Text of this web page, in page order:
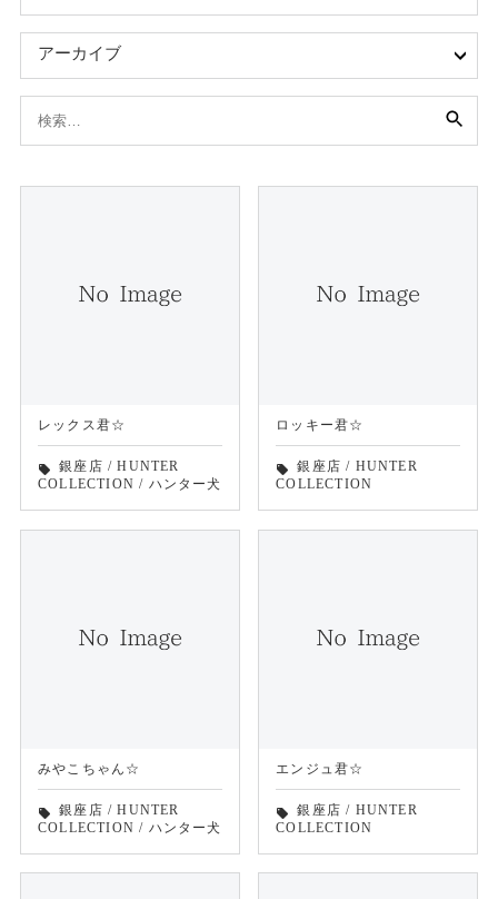
アーカイブ
レックス君☆
local_offer 銀座店 /HUNTER
COLLECTION / ハンター犬
ロッキー君☆
local_offer 銀座店 / HUNTER
COLLECTION
みやこちゃん☆
local_offer 銀座店 /HUNTER
COLLECTION / ハンター犬
エンジュ君☆
local_offer 銀座店 / HUNTER
COLLECTION